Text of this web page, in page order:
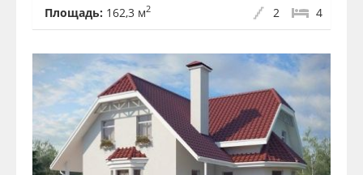
Площадь: 162,3 м2 4
2